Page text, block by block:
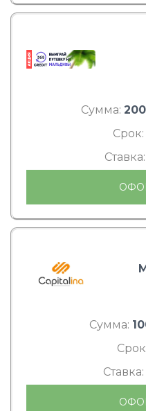
Сумма:
Срок:
Сумма:
Ставка: